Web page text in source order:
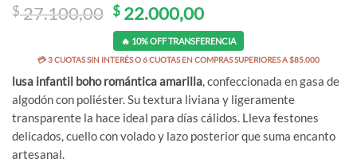
$27.100,00 El
precio
original
era:
$ 27.100,00.
$22.000,00El
precio
actual
es:
$ 22.000,00.
🔥 10% OFF TRANSFERENCIA
💳 3 CUOTAS SIN INTERÉS O 6 CUOTAS EN COMPRAS SUPERIORES A $85.000
lusa infantil boho romántica amarilla, confeccionada en gasa de
algodón con poliéster. Su textura liviana y ligeramente
transparente la hace ideal para días cálidos. Lleva festones
delicados, cuello con volado y lazo posterior que suma encanto
artesanal.